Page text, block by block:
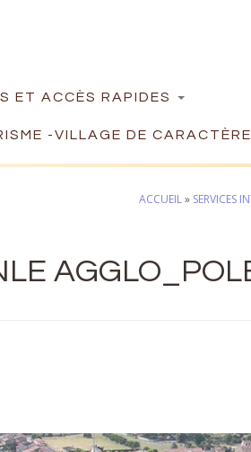
ET ACCÈS RAPIDES
-VILLAGE DE CARACTÈRE
ACCUEIL» SERVICES